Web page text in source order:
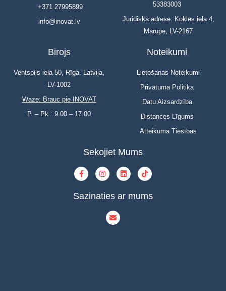
+371 27995899
info@inovat.lv
53383003
Juridiskā adrese: Kokles iela 4,
Mārupe, LV-2167
Birojs
Ventspils iela 50, Rīga, Latvija,
LV-1002
Waze: Brauc pie INOVAT
P. – Pk.: 9.00 – 17.00
Noteikumi
Lietošanas Noteikumi
Privātuma Politika
Datu Aizsardzība
Distances Līgums
Atteikuma Tiesības
Sekojiet Mums
Sazinaties ar mums